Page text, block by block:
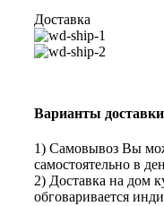
Доставка
Варианты доставки
1) Самовывоз Вы
самостоятельно в
2) Доставка на дом
обговаривается